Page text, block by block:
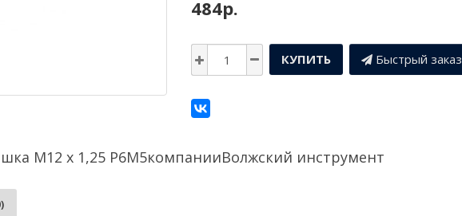
484р.
КУПИТЬ Быстрый заказ
М12 х 1,25 Р6М5компанииВолжский инструмент